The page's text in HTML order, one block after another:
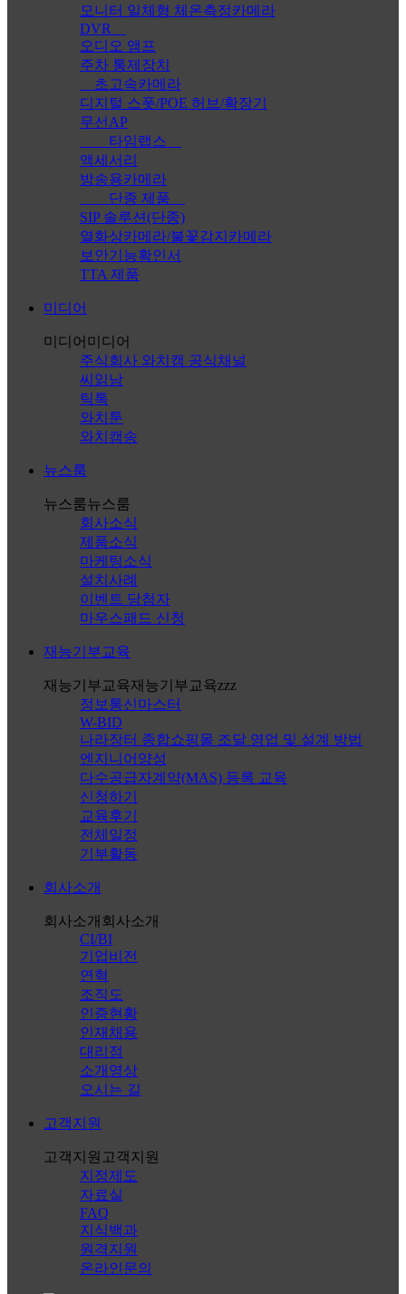
모니터 일체형 체온측정카메라
DVR
오디오 앰프
주차 통제장치
초고속카메라
디지털 스폿/POE 허브/확장기
무선AP
타임랩스
액세서리
방송용카메라
단종 제품
SIP 솔루션(단종)
열화상카메라/불꽃감지카메라
보안기능확인서
TTA 제품
미디어
미디어 미디어
주식회사 와치캠 공식채널
씨읽남
틱톡
와치툰
와치캠송
뉴스룸
뉴스룸뉴스룸
회사소식
제품소식
마케팅소식
설치사례
이벤트 당첨자
마우스패드 신청
재능기부교육
재능기부교육재능기부교육zzz
정보통신마스터
W-BID
나라장터 종합쇼핑몰 조달 영업 및 설계 방법
엔지니어양성
다수공급자계약(MAS) 등록 교육
신청하기
교육후기
전체일정
기부활동
회사소개
회사소개 회사소개
CI/BI
기업비전
연혁
조직도
인증현황
인재채용
대리점
소개영상
오시는 길
고객지원
고객지원 고객지원
지정제도
자료실
FAQ
지식백과
원격지원
온라인문의